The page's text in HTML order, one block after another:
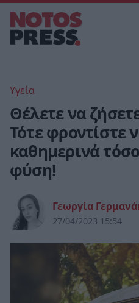
Υγεία
Θέλετε να
Τότε φροντίστε
καθημερινά
φύση!
Γεωργία
27/04/2023 15:54